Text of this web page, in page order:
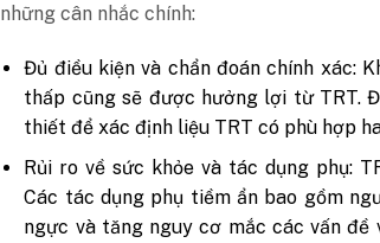
những cân nhắc chính:
Đủ điều kiện và chẩn đoán chính xác:
thấp cũng sẽ được hưởng lợi từ TRT.
thiết để xác định liệu TRT có phù hợp
Rủi ro về sức khỏe và tác dụng phụ:
Các tác dụng phụ tiềm ẩn bao gồm
ngực và tăng nguy cơ mắc các vấn